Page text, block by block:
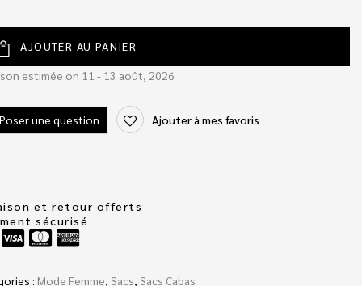
AJOUTER AU PANIER
estimée on 11 - 13 août, 2026
une question Ajouter à mes favoris
et retour offerts
sécurisé
: Mode Femme, Sacs, Sacs Cabas